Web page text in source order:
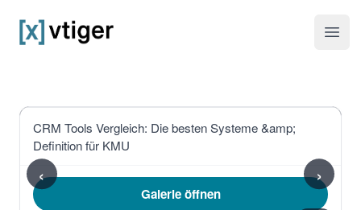
vtiger CRM
‹ ›
CRM Tools Vergleich: Die besten Systeme &amp;
Definition für KMU
Galerie öffnen